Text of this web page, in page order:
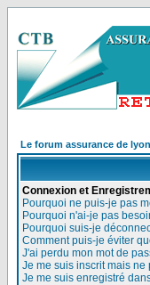
Le forum assurance de
Connexion et
Pourquoi ne puis-je pas
Pourquoi n'ai-je pas
Pourquoi suis-je
Comment puis-je éviter
J'ai perdu mon mot de
Je me suis inscrit mais
Je me suis enregistré